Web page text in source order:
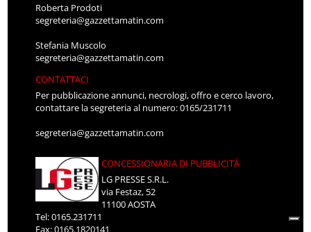
Roberta Prodoti
segreteria@gazzettamatin.com
Stefania Muscolo
segreteria@gazzettamatin.com
CONTATTACI
Per pubblicazione annunci, necrologi, offro e cerco lavoro,
contattare la segreteria al numero: 0165/231711
segreteria@gazzettamatin.com
CONCESSIONARIA DI PUBBLICITÀ
LG PRESSE S.R.L.
via Festaz, 52
11100 AOSTA
Tel: 0165.231711
Fax: 0165.1820141